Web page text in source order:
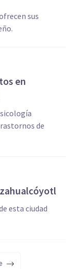
sus
en
de
esta ciudad